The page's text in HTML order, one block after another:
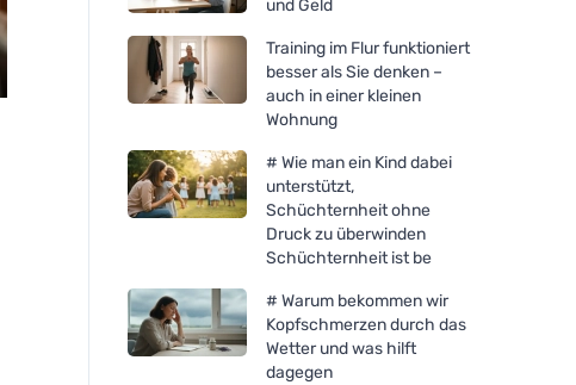
und Geld
Training im Flur funktioniert
besser als Sie denken –
auch in einer kleinen
Wohnung
# Wie man ein Kind dabei
unterstützt,
Schüchternheit ohne
Druck zu überwinden
Schüchternheit ist be
# Warum bekommen wir
Kopfschmerzen durch das
Wetter und was hilft
dagegen